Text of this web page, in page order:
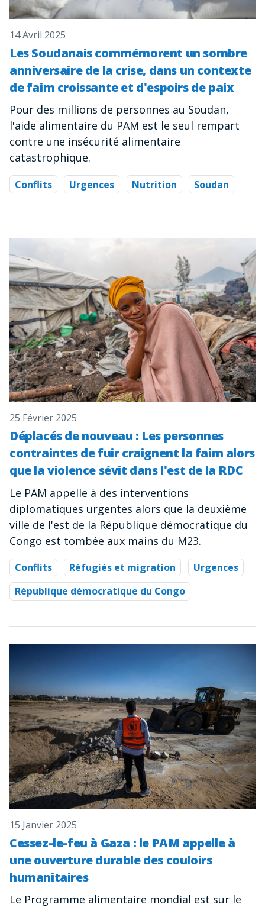
14 Avril 2025
Les Soudanais commémorent un sombre
anniversaire de la crise, dans un contexte
de faim croissante et d'espoirs de paix
Pour des millions de personnes au Soudan,
l'aide alimentaire du PAM est le seul rempart
contre une insécurité alimentaire
catastrophique.
Conflits Urgences Nutrition Soudan
25 Février 2025
Déplacés de nouveau : Les personnes
contraintes de fuir craignent la faim alors
que la violence sévit dans l'est de la RDC
Le PAM appelle à des interventions
diplomatiques urgentes alors que la deuxième
ville de l'est de la République démocratique du
Congo est tombée aux mains du M23.
Conflits Réfugiés et migration
Urgences
République démocratique du Congo
15 Janvier 2025
Cessez-le-feu à Gaza : le PAM appelle à
une ouverture durable des couloirs
humanitaires
Le Programme alimentaire mondial est sur le